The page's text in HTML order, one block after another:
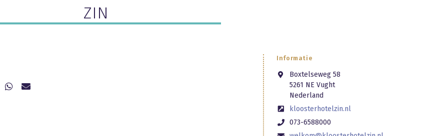
ZIN
Informatie
Boxtelseweg 58
5261 NE Vught
Nederland
kloosterhotelzin.nl
073-6588000